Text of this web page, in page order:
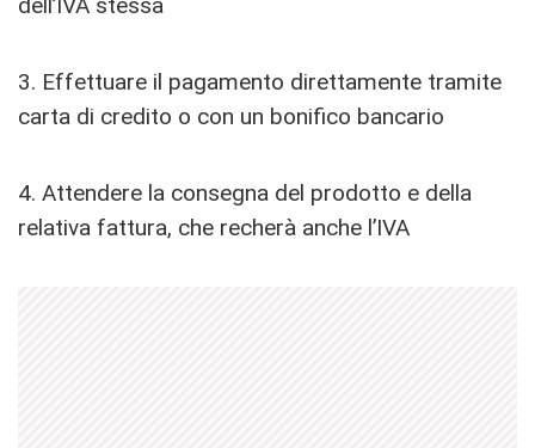
3. Effettuare il pagamento direttamente tramite
carta di credito o con un bonifico bancario
4. Attendere la consegna del prodotto e della
relativa fattura, che recherà anche l’IVA